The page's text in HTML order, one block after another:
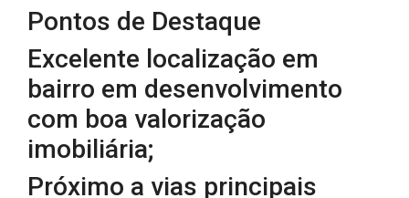
Pontos de Destaque
Excelente localização em
bairro em desenvolvimento
com boa valorização
imobiliária;
Próximo a vias principais